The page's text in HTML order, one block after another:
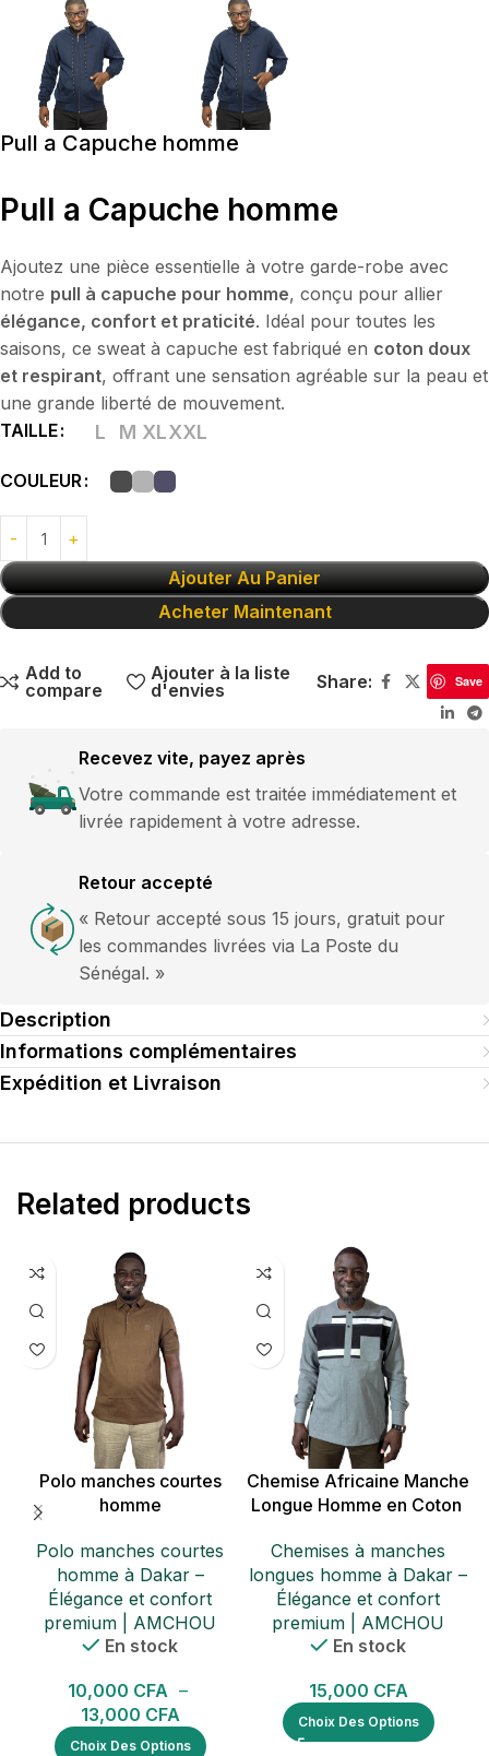
Pull a Capuche homme
Pull a Capuche homme
Ajoutez une pièce essentielle à votre garde-robe avec
notre pull à capuche pour homme, conçu pour allier
élégance, confort et praticité. Idéal pour toutes les
saisons, ce sweat à capuche est fabriqué en coton doux
et respirant, offrant une sensation agréable sur la peau et
une grande liberté de mouvement.
TAILLE
L M XLXXL
COULEUR
Ajouter Au Panier
Acheter Maintenant
Add to
compare
Ajouter à la liste
d'envies
Share: Save
Recevez vite, payez après
Votre commande est traitée immédiatement et
livrée rapidement à votre adresse.
Retour accepté
« Retour accepté sous 15 jours, gratuit pour
les commandes livrées via La Poste du
Sénégal. »
Description
Informations complémentaires
Expédition et Livraison
Related products
Polo manches courtes
homme
Polo manches courtes
homme à Dakar –
Élégance et confort
premium | AMCHOU
En stock
10,000 CFA –
13,000 CFA
Choix Des Options
Chemise Africaine Manche
Longue Homme en Coton
Chemises à manches
longues homme à Dakar –
Élégance et confort
premium | AMCHOU
En stock
15,000 CFA
Choix Des Options